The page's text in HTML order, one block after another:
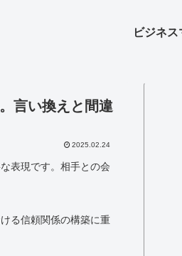
ビジネ
言い換えと間違
2025.02.24
表現です。相手との会
る信頼関係の構築に重